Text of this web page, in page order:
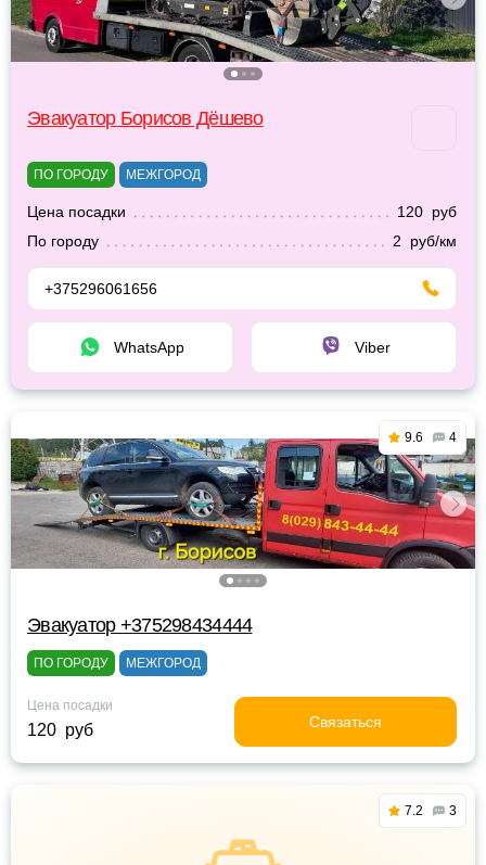
Эвакуатор Борисов Дёшево
ПО ГОРОДУ МЕЖГОРОД
Цена посадки
120 руб
По городу
2 руб/км
+375296061656
WhatsApp Viber
9.6 4
Эвакуатор +375298434444
ПО ГОРОДУ МЕЖГОРОД
Цена посадки
120 руб Связаться
7.2 3